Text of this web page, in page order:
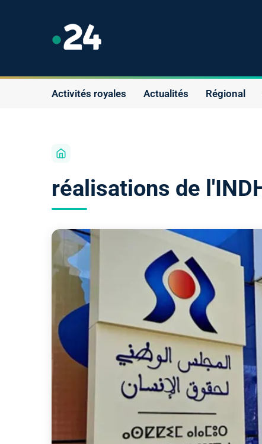
Activités royales Actualités Régional
réalisations de